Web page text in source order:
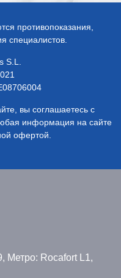
противопоказания,
специалистов.
S.L.
вы соглашаетесь с
информация на сайте
офертой.
Метро: Rocafort L1,